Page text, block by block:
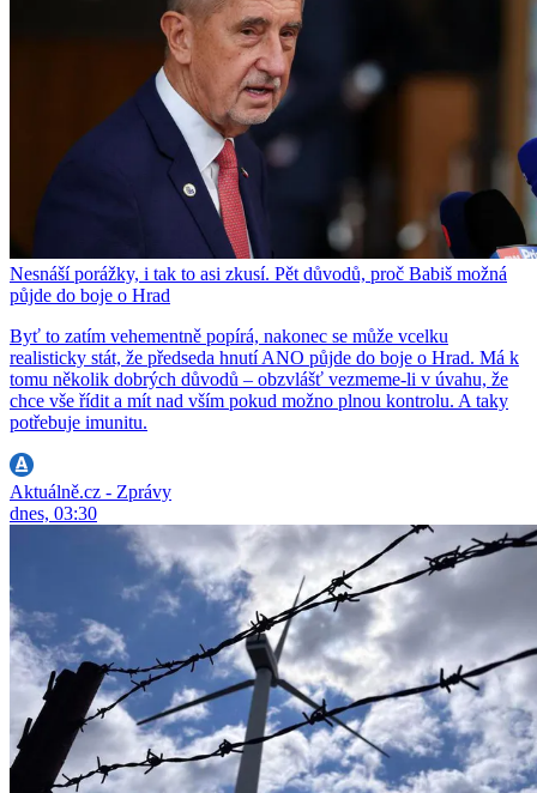
Nesnáší porážky, i tak to asi zkusí. Pět důvodů, proč Babiš možná
půjde do boje o Hrad
Byť to zatím vehementně popírá, nakonec se může vcelku
realisticky stát, že předseda hnutí ANO půjde do boje o Hrad. Má k
tomu několik dobrých důvodů – obzvlášť vezmeme-li v úvahu, že
chce vše řídit a mít nad vším pokud možno plnou kontrolu. A taky
potřebuje imunitu.
Aktuálně.cz - Zprávy
dnes, 03:30